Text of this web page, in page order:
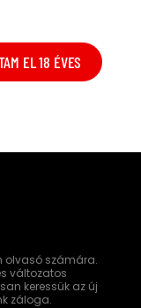
EL 18 ÉVES
olvasó számára.
változatos
keressük az új
záloga.